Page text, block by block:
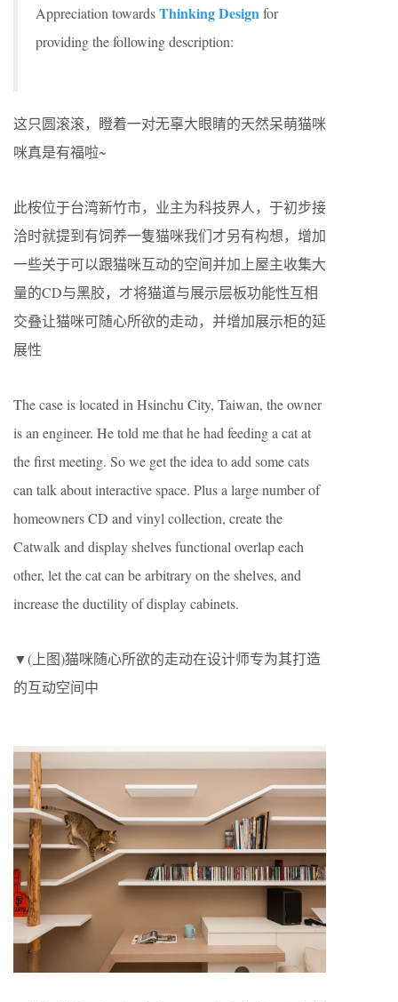
Appreciation towardsThinking Designfor
providing the following description:
这只圆滚滚，瞪着一对无辜大眼睛的天然呆萌猫咪
咪真是有福啦~
此桉位于台湾新竹市，业主为科技界人，于初步接
洽时就提到有饲养一隻猫咪我们才另有构想，增加
一些关于可以跟猫咪互动的空间并加上屋主收集大
量的CD与黑胶，才将猫道与展示层板功能性互相
交叠让猫咪可随心所欲的走动，并增加展示柜的延
展性
The case is located in Hsinchu City, Taiwan, the owner
is an engineer. He told me that he had feeding a cat at
the first meeting. So we get the idea to add some cats
can talk about interactive space. Plus a large number of
homeowners CD and vinyl collection, create the
Catwalk and display shelves functional overlap each
other, let the cat can be arbitrary on the shelves, and
increase the ductility of display cabinets.
▼(上图)猫咪随心所欲的走动在设计师专为其打造
的互动空间中